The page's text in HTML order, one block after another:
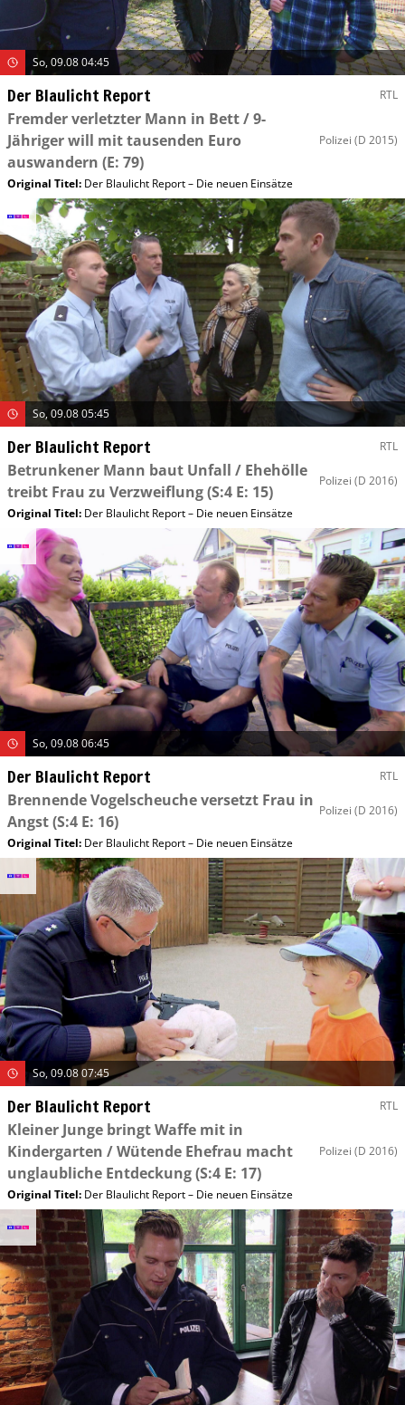
So, 09.08 04:45
Der Blaulicht Report RTL
Fremder verletzter Mann in Bett / 9-
Jähriger will mit tausenden Euro
auswandern (E: 79)
Polizei (D 2015)
Original Titel: Der Blaulicht Report – Die neuen Einsätze
So, 09.08 05:45
Der Blaulicht Report RTL
Betrunkener Mann baut Unfall / Ehehölle
treibt Frau zu Verzweiflung(S:4 E: 15)
Polizei (D 2016)
Original Titel: Der Blaulicht Report – Die neuen Einsätze
So, 09.08 06:45
Der Blaulicht Report RTL
Brennende Vogelscheuche versetzt Frau in
Angst(S:4 E: 16)
Polizei (D 2016)
Original Titel: Der Blaulicht Report – Die neuen Einsätze
So, 09.08 07:45
Der Blaulicht Report RTL
Kleiner Junge bringt Waffe mit in
Kindergarten / Wütende Ehefrau macht
unglaubliche Entdeckung(S:4 E: 17)
Polizei (D 2016)
Original Titel: Der Blaulicht Report – Die neuen Einsätze